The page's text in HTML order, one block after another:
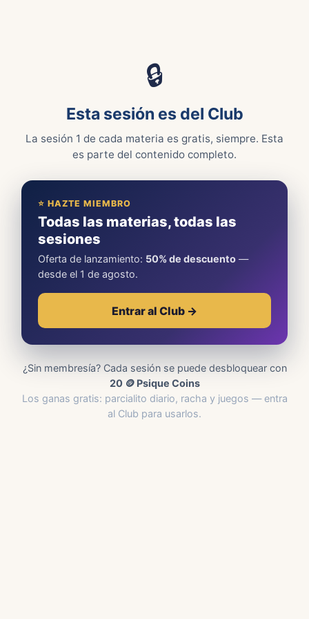
🔒
Esta sesión es del Club
La sesión 1 de cada materia es gratis, siempre. Esta
es parte del contenido completo.
⭐ HAZTE MIEMBRO
Todas las materias, todas las
sesiones
Oferta de lanzamiento: 50% de descuento —
desde el 1 de agosto.
Entrar al Club →
¿Sin membresía? Cada sesión se puede desbloquear con
20 🪙 Psique Coins
Los ganas gratis: parcialito diario, racha y juegos — entra
al Club para usarlos.